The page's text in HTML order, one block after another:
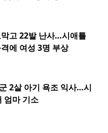
고 22발 난사…시애틀
에 여성 3명 부상
2살 아기 욕조 익사…시
엄마 기소